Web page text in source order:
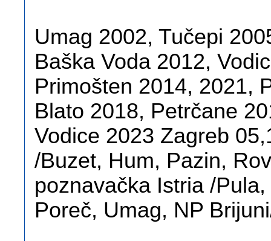
Umag 2002, Tučepi
Baška Voda 2012,
Primošten 2014, 2021,
Blato 2018, Petrčane
Vodice 2023 Zagreb
/Buzet, Hum, Pazin,
poznavačka Istria /
Poreč, Umag, NP